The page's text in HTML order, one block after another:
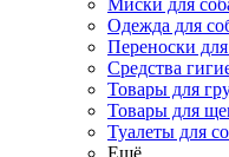
Миски для
Одежда для
Переноски
Средства
Товары для
Товары для
Туалеты для
Ещё